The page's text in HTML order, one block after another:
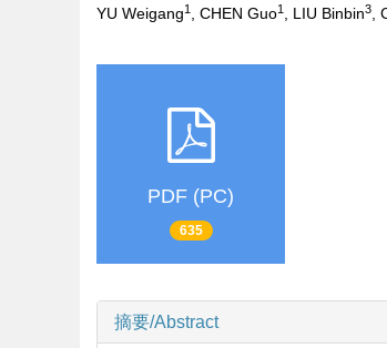
YU Weigang1 , CHEN Guo1 , LIU Binbin3 ,
PDF (PC)
635
摘要/Abstract